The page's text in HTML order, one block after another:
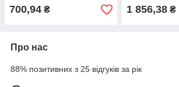
700,94 ₴ 1 856,38₴
Про нас
88% позитивних з 25 відгуків за рік